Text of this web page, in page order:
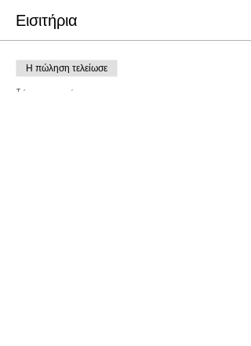
Εισιτήρια
Η πώληση τελείωσε
Τύπος εισιτηρίου